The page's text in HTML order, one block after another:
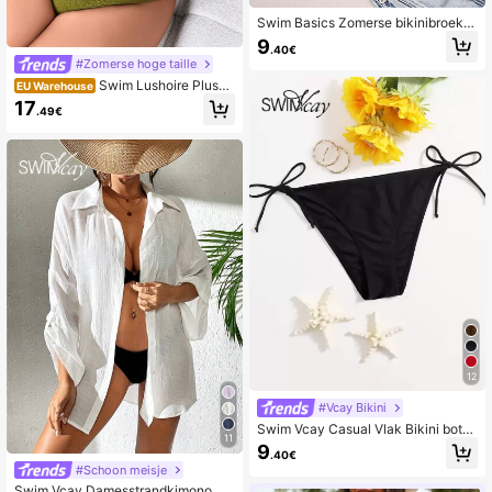
#Zomerse hoge taille
EU Warehouse Swim Lushoire Plus-
maat zomerstrand Modieus badpak
met schuine schouderontwerp uit é
17.49€
11
#Schoon meisje
Swim Basics Zomerse bikinibroekje
met ruches
9.40€
12
#Vcay Bikini
Swim Vcay Casual Vlak Bikini botto
m
9.40€